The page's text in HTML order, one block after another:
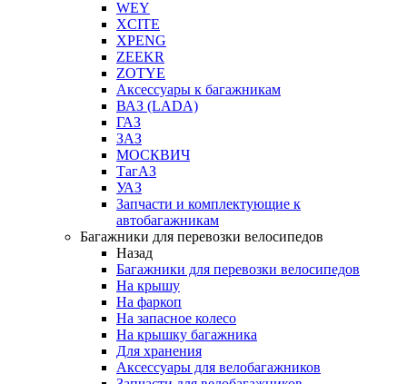
WEY
XCITE
XPENG
ZEEKR
ZOTYE
Аксессуары к багажникам
ВАЗ (LADA)
ГАЗ
ЗАЗ
МОСКВИЧ
ТагАЗ
УАЗ
Запчасти и комплектующие к
автобагажникам
Багажники для перевозки велосипедов
Назад
Багажники для перевозки велосипедов
На крышу
На фаркоп
На запасное колесо
На крышку багажника
Для хранения
Аксессуары для велобагажников